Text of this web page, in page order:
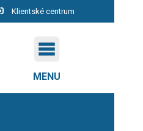
Klientské centrum
MENU